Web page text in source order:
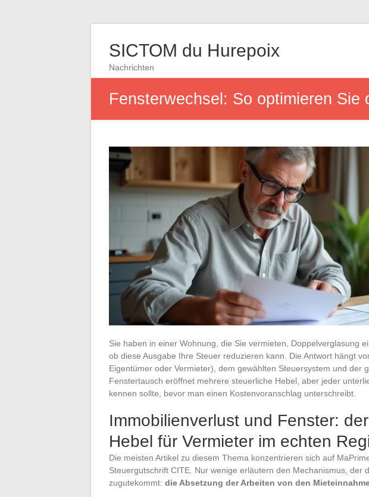
SICTOM du Hurepoix
Nachrichten
Fensterwechsel: So optimieren
Sie haben in einer Wohnung, die Sie vermieten, Doppelverglasung
ob diese Ausgabe Ihre Steuer reduzieren kann. Die Antwort hängt
Eigentümer oder Vermieter), dem gewählten Steuersystem und der
Fenstertausch eröffnet mehrere steuerliche Hebel, aber jeder
kennen sollte, bevor man einen Kostenvoranschlag unterschreibt.
Immobilienverlust und Fenster:
Hebel für Vermieter im echten
Die meisten Artikel zu diesem Thema konzentrieren sich auf
Steuergutschrift CITE. Nur wenige erläutern den Mechanismus, der
zugutekommt: die Absetzung der Arbeiten von den